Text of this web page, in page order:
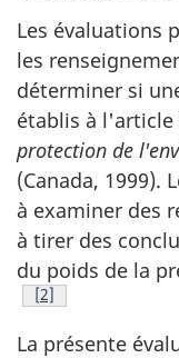
Les évaluations
les
déterminer si
établis à l'article
protection de
(Canada, 1999).
à examiner des
à tirer des
du poids de la
Footnote
[2]
La présente